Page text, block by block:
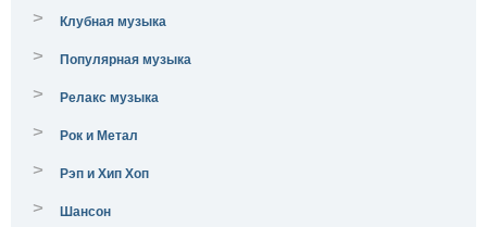
> Клубная музыка
> Популярная музыка
> Релакс музыка
> Рок и Метал
> Рэп и Хип Хоп
> Шансон